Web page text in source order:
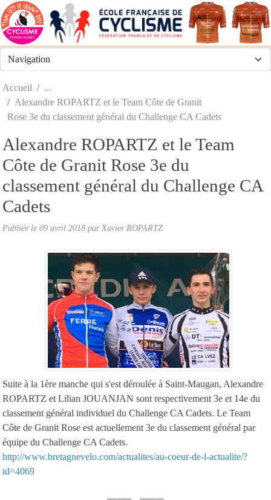
Accueil
Alexandre ROPARTZ et le Team Côte de Granit
Rose 3e du classement général du Challenge CA Cadets
Alexandre ROPARTZ et le Team
Côte de Granit Rose 3e du
classement général du Challenge CA
Cadets
Publiée le 09 avril 2018 par Xavier ROPARTZ
Suite à la 1ère manche qui s'est déroulée à Saint-Maugan, Alexandre
ROPARTZ et Lilian JOUANJAN sont respectivement 3e et 14e du
classement général individuel du Challenge CA Cadets. Le Team
Côte de Granit Rose est actuellement 3e du classement général par
équipe du Challenge CA Cadets.
http://www.bretagnevelo.com/actualites/au-coeur-de-l-actualite/?
id=4069
Panneau de gestion des cookies